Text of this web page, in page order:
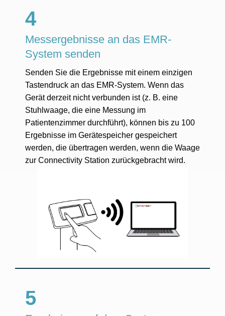
4
Messergebnisse an das EMR-
System senden
Senden Sie die Ergebnisse mit einem einzigen
Tastendruck an das EMR-System. Wenn das
Gerät derzeit nicht verbunden ist (z. B. eine
Stuhlwaage, die eine Messung im
Patientenzimmer durchführt), können bis zu 100
Ergebnisse im Gerätespeicher gespeichert
werden, die übertragen werden, wenn die Waage
zur Connectivity Station zurückgebracht wird.
5